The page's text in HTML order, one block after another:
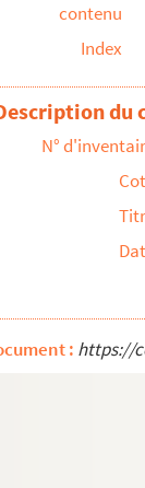
Paul Daubry
du Vaudeville
contenu
Index
du
N°
: https://